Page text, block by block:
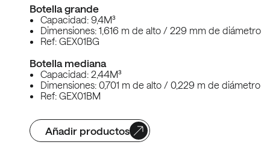
Botella grande
Capacidad: 9,4M³
Dimensiones: 1,616 m de alto / 229 mm de diámetro
Ref: GEX01BG
Botella mediana
Capacidad: 2,44M³
Dimensiones: 0,701 m de alto / 0,229 m de diámetro
Ref: GEX01BM
Añadir productos